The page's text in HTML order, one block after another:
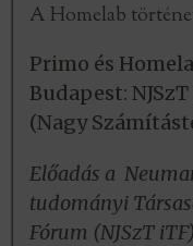
A Homelab
Primo és
Budapest: NJSzT
(Nagy
Előadás a
tudományi
Fórum (NJSzT